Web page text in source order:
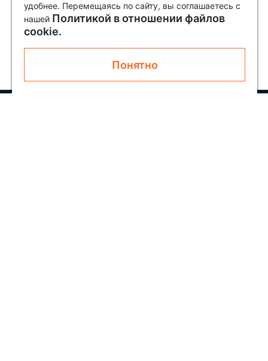
удобнее. Перемещаясь по сайту, вы соглашаетесь с
нашей Политикой в отношении файлов
cookie.
Понятно